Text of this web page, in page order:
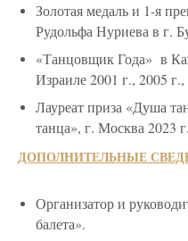
Золотая медаль и 1-я
Рудольфа Нуриева в г.
«Танцовщик Года» в
Израиле 2001 г., 2005
Лауреат приза «Душа
танца», г. Москва 2023 г.
ДОПОЛНИТЕЛЬНЫЕ
Организатор и
балета».